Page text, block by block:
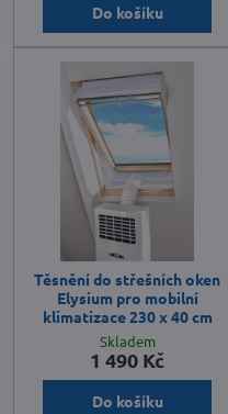
Do košíku
Těsnění do střešních oken
Elysium pro mobilní
klimatizace 230 x 40 cm
Skladem
1 490 Kč
Do košíku